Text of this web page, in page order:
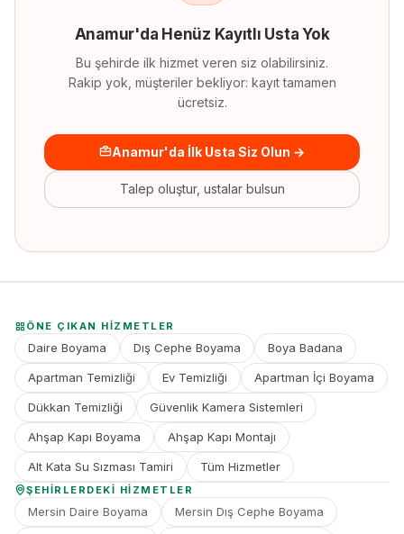
Anamur'da Henüz Kayıtlı Usta Yok
Bu şehirde ilk hizmet veren siz olabilirsiniz.
Rakip yok, müşteriler bekliyor: kayıt tamamen
ücretsiz.
Anamur'da İlk Usta Siz Olun →
Talep oluştur, ustalar bulsun
ÖNE ÇIKAN HIZMETLER
Daire Boyama Dış Cephe Boyama Boya Badana
Apartman Temizliği Ev Temizliği Apartman İçi Boyama
Dükkan Temizliği Güvenlik Kamera Sistemleri
Ahşap Kapı Boyama Ahşap Kapı Montajı
Alt Kata Su Sızması Tamiri Tüm Hizmetler
ŞEHIRLERDEKI HIZMETLER
Mersin Daire Boyama Mersin Dış Cephe Boyama